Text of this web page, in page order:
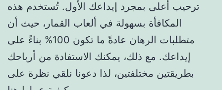
ترحيب أعلى بمجرد إيداعك الأول. تُستخدم هذه
المكافأة بسهولة في ألعاب القمار، حيث أن
متطلبات الرهان عادةً ما تكون 100% بناءً على
إيداعك. مع ذلك، يمكنك الاستفادة من أرباحك
بطريقتين مختلفتين، لذا دعونا نلقي نظرة على